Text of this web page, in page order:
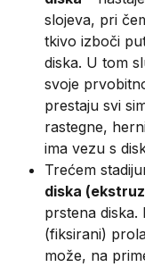
slojeva, pri
tkivo izboči
diska. U tom
svoje
prestaju svi
rastegne,
ima vezu s
Trećem
diska
prstena
(fiksirani)
može, na